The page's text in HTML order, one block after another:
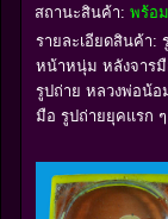
สถานะสินค้า: พร้อ
รายละเอียดสินค้า:
หน้าหนุ่ม หลังจาร
รูปถ่าย หลวงพ่อน้
มือ รูปถ่ายยุคแรก